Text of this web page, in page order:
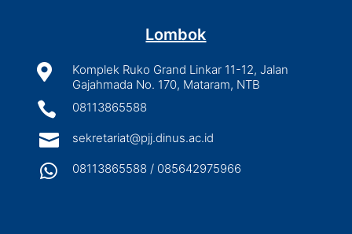
Lombok

Komplek Ruko Grand Linkar 11-12, Jalan
Gajahmada No. 170, Mataram, NTB
 08113865588
 sekretariat@pjj.dinus.ac.id
 08113865588 / 085642975966